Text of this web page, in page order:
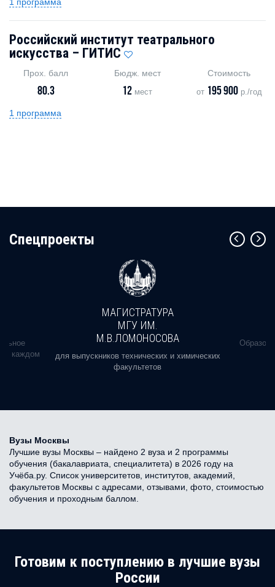
Российский институт театрального
искусства – ГИТИС
Прох. балл
80.3
Бюдж. мест
12 мест
Стоимость
от 195 900р./год
1 программа
Cпецпроекты
в каждом
МАГИСТРАТУРА
МГУ ИМ.
М.В.ЛОМОНОСОВА
для выпускников технических и химических
факультетов
Вузы Москвы
Лучшие вузы Москвы – найдено 2 вуза и 2 программы
обучения (бакалавриата, специалитета) в 2026 году на
Учёба.ру. Список университетов, институтов, академий,
факультетов Москвы с адресами, отзывами, фото, стоимостью
обучения и проходным баллом.
Готовим к поступлению в лучшие вузы
России